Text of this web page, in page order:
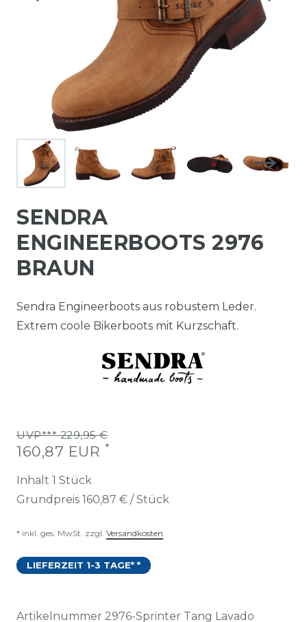
SENDRA
ENGINEERBOOTS 2976
BRAUN
Sendra Engineerboots aus robustem Leder.
Extrem coole Bikerboots mit Kurzschaft.
UVP*** 229,95 €
160,87 EUR *
Inhalt 1 Stück
Grundpreis 160,87 € / Stück
* inkl. ges. MwSt. zzgl. Versandkosten
LIEFERZEIT 1-3 TAGE* *
Artikelnummer 2976-Sprinter Tang Lavado